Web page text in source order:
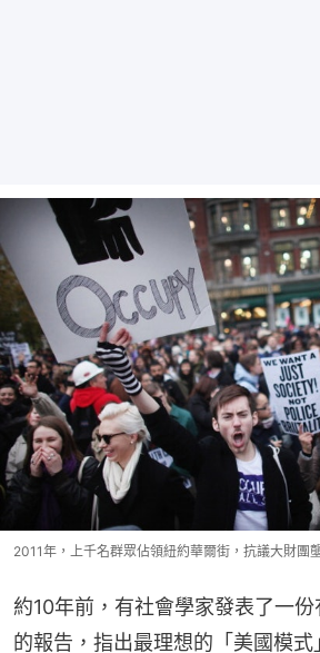
2011年，上千名群眾佔領紐約華爾街，抗議大財團
約10年前，有社會學家發表了一
的報告，指出最理想的「美國模